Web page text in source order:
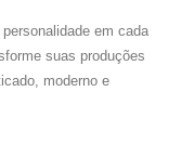
em cada
suas produções
moderno e